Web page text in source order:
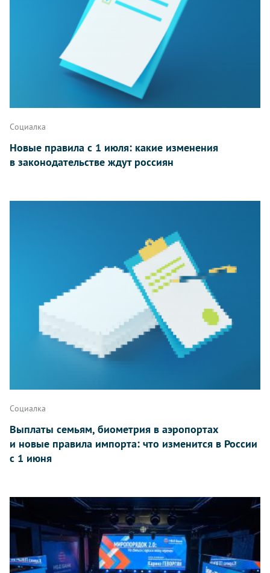
Социалка
Новые правила с 1 июля: какие изменения
в законодательстве ждут россиян
Социалка
Выплаты семьям, биометрия в аэропортах
и новые правила импорта: что изменится в России
с 1 июня